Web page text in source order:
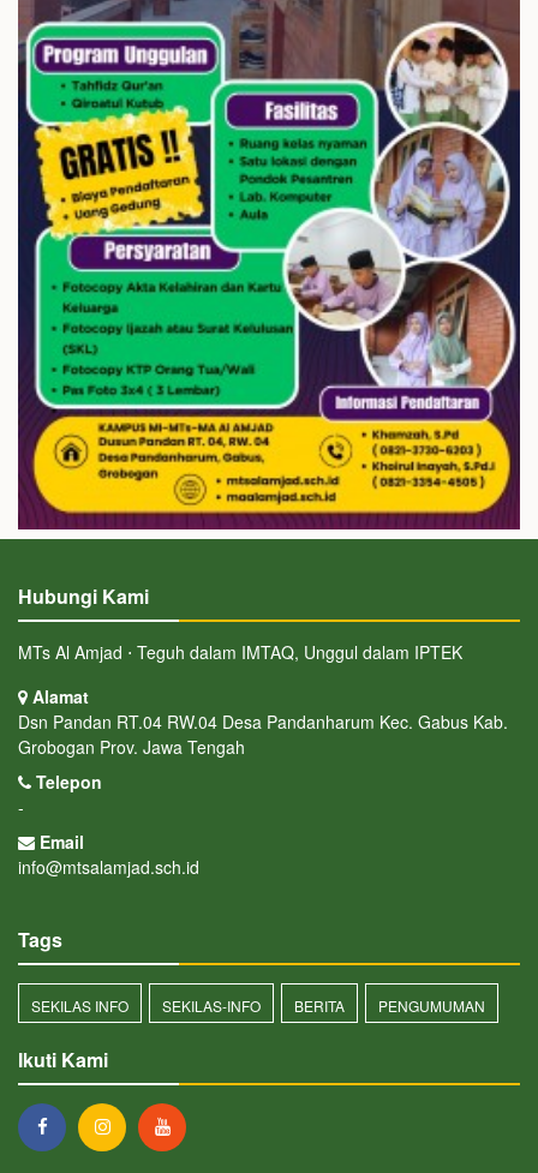
Hubungi Kami
MTs Al Amjad ⋅ Teguh dalam IMTAQ, Unggul dalam IPTEK
Alamat
Dsn Pandan RT.04 RW.04 Desa Pandanharum Kec. Gabus Kab.
Grobogan Prov. Jawa Tengah
Telepon
-
Email
info@mtsalamjad.sch.id
Tags
SEKILAS INFO SEKILAS-INFO BERITA PENGUMUMAN
Ikuti Kami